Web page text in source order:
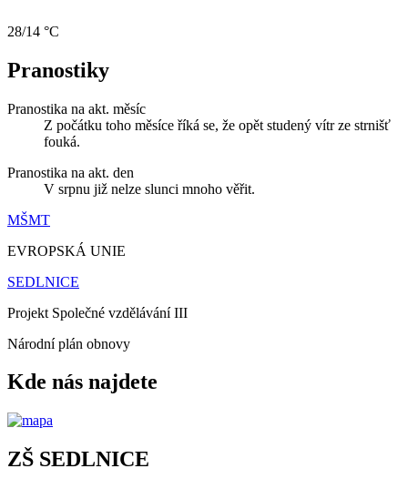
28/14 °C
Pranostiky
Pranostika na akt. měsíc
Z počátku toho měsíce říká se, že opět studený vítr ze strnišť
fouká.
Pranostika na akt. den
V srpnu již nelze slunci mnoho věřit.
MŠMT
EVROPSKÁ UNIE
SEDLNICE
Projekt Společné vzdělávání III
Národní plán obnovy
Kde nás najdete
ZŠ SEDLNICE